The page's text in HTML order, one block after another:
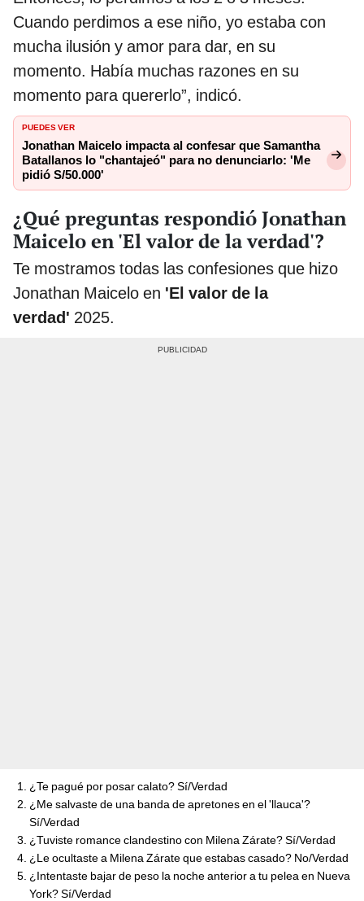
Cuando perdimos a ese niño, yo estaba con
mucha ilusión y amor para dar, en su
momento. Había muchas razones en su
momento para quererlo”, indicó.
PUEDES VER
Jonathan Maicelo impacta al confesar que Samantha
Batallanos lo "chantajeó" para no denunciarlo: 'Me
pidió S/50.000'
¿Qué preguntas respondió Jonathan
Maicelo en 'El valor de la verdad'?
Te mostramos todas las confesiones que hizo
Jonathan Maicelo en 'El valor de la
verdad' 2025.
¿Te pagué por posar calato? Sí/Verdad
¿Me salvaste de una banda de apretones en el 'llauca'?
Sí/Verdad
¿Tuviste romance clandestino con Milena Zárate? Sí/Verdad
¿Le ocultaste a Milena Zárate que estabas casado? No/Verdad
¿Intentaste bajar de peso la noche anterior a tu pelea en Nueva
York? Sí/Verdad